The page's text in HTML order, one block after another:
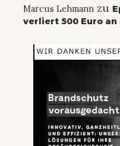
Marcus Lehmann zu
verliert 500 Euro